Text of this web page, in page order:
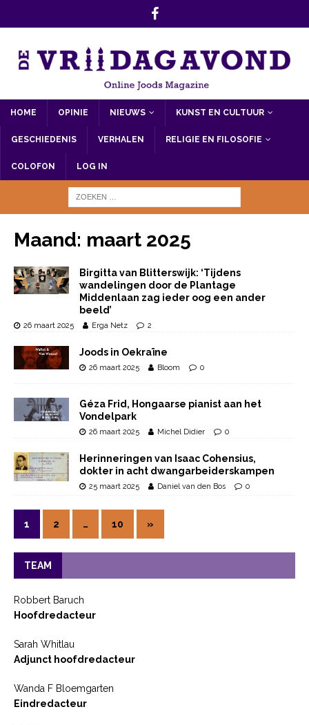
HOME OPINIE NIEUWS KUNST EN CULTUUR
GESCHIEDENIS VERHALEN RELIGIE EN FILOSOFIE
COLOFON LOG IN
Maand: maart 2025
Birgitta van Blitterswijk: ‘Tijdens
wandelingen door de Plantage
Middenlaan zag ieder oog een ander
beeld’
26 maart 2025 Erga Netz 2
Joods in Oekraïne
26 maart 2025 Bloom 0
Géza Frid, Hongaarse pianist aan het
Vondelpark
26 maart 2025 Michel Didier 0
Herinneringen van Isaac Cohensius,
dokter in acht dwangarbeiderskampen
25 maart 2025 Daniel van den Bos 0
1 2 … 10 »
TEAM
Robbert Baruch
Hoofdredacteur
Sarah Whitlau
Adjunct hoofdredacteur
Wanda F Bloemgarten
Eindredacteur